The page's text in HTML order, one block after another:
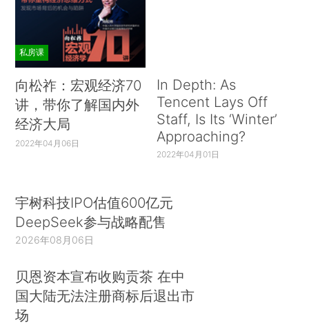
私房课
向松祚：宏观经济70
讲，带你了解国内外
经济大局
2022年04月06日
In Depth: As
Tencent Lays Off
Staff, Is Its ‘Winter’
Approaching?
2022年04月01日
宇树科技IPO估值600亿元
DeepSeek参与战略配售
2026年08月06日
贝恩资本宣布收购贡茶 在中
国大陆无法注册商标后退出市
场